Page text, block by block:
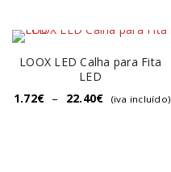
LOOX LED Calha para Fita
LED
1.72€ – 22.40€ (iva incluído)